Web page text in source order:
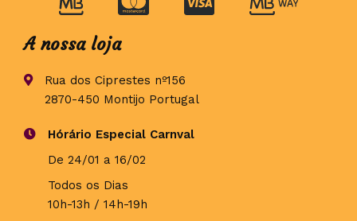
A nossa loja
Rua dos Ciprestes nº156
2870-450 Montijo Portugal
Hórário Especial Carnval
De 24/01 a 16/02
Todos os Dias
10h-13h / 14h-19h